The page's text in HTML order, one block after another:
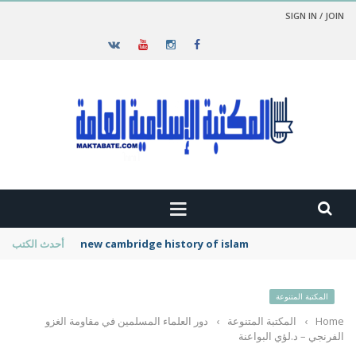
SIGN IN / JOIN
أحدث الكتب new cambridge history of islam
المكتبة المتنوعة
Home
› المكتبة المتنوعة ›
دور العلماء المسلمين في مقاومة الغزو
الفرنجي – د.لؤي البواعنة